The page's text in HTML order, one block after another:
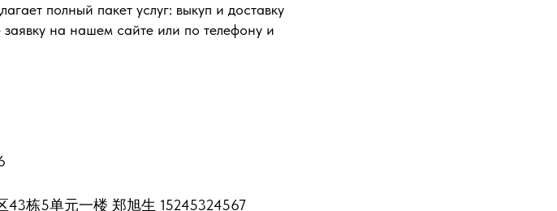
полный пакет услуг: выкуп и доставку
на нашем сайте или по телефону и
栋5单元一楼 郑旭生 15245324567